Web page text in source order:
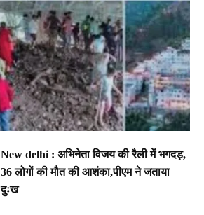
New delhi : अभिनेता विजय की रैली में भगदड़,
36 लोगों की मौत की आशंका,पीएम ने जताया
दुःख